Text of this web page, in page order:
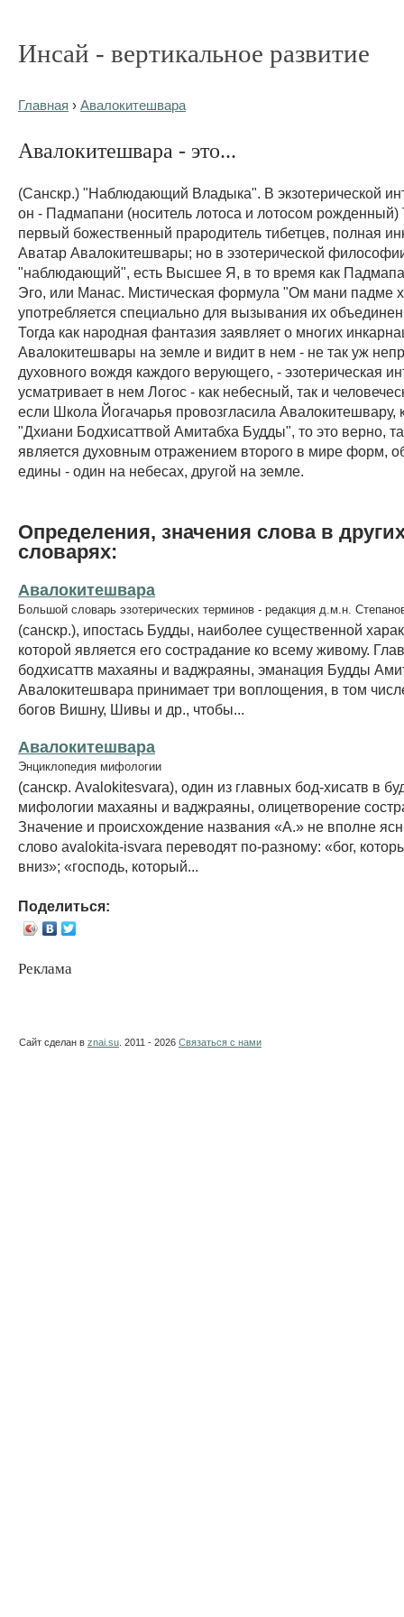
Инсай - вертикальное развитие
Главная › Авалокитешвара
Авалокитешвара - это...
(Санскр.) "Наблюдающий Владыка". В экзотерической
он - Падмапани (носитель лотоса и лотосом рожденный)
первый божественный прародитель тибетцев, полная
Аватар Авалокитешвары; но в эзотерической
"наблюдающий", есть Высшее Я, в то время как
Эго, или Манас. Мистическая формула "Ом мани падме
употребляется специально для вызывания их
Тогда как народная фантазия заявляет о многих
Авалокитешвары на земле и видит в нем - не так уж
духовного вождя каждого верующего, - эзотерическая
усматривает в нем Логос - как небесный, так и
если Школа Йогачарья провозгласила Авалокитешвару,
"Дхиани Бодхисаттвой Амитабха Будды", то это верно,
является духовным отражением второго в мире форм,
едины - один на небесах, другой на земле.
Определения, значения слова в
словарях:
Авалокитешвара
Большой словарь эзотерических терминов - редакция д.м.н.
(санскр.), ипостась Будды, наиболее существенной
которой является его сострадание ко всему живому.
бодхисаттв махаяны и ваджраяны, эманация Будды
Авалокитешвара принимает три воплощения, в том
богов Вишну, Шивы и др., чтобы...
Авалокитешвара
Энциклопедия мифологии
(санскр. Avalokitesvara), один из главных бод-хисатв в
мифологии махаяны и ваджраяны, олицетворение
Значение и происхождение названия «А.» не вполне
слово avalokita-isvara переводят по-разному: «бог,
вниз»; «господь, который...
Поделиться:
Реклама
Сайт сделан в znai.su . 2011 - 2026 Связаться с нами